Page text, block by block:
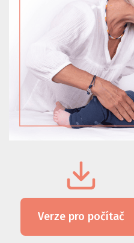
Verze pro počítač